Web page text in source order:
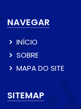
NAVEGAR
INÍCIO
SOBRE
MAPA DO SITE
SITEMAP